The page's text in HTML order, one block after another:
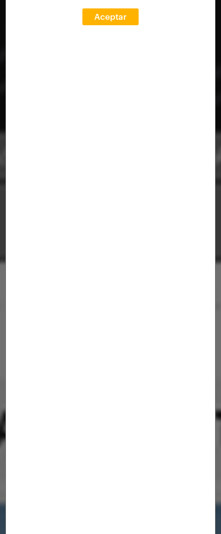
Aceptar